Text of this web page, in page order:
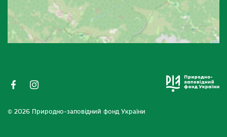
© 2026 Природно-заповідний фонд України